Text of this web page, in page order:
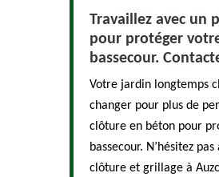
Travaillez avec un
pour protéger
bassecour.
Votre jardin longtemps
changer pour plus de
clôture en béton pour
bassecour. N’hésitez
clôture et grillage à